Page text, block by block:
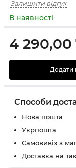
Залишити відгук
В наявності
4 290,00
Додати
Способи
Нова пошта
Укрпошта
Самовивіз з
Доставка на